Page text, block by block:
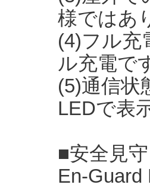
様ではあ
(4)フル充
ル充電で
(5)通信状
LEDで表
■安全見
En-Guard